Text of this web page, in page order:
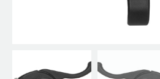
Επικοινωνία